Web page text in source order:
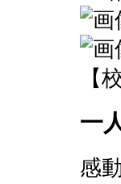
【
一
感